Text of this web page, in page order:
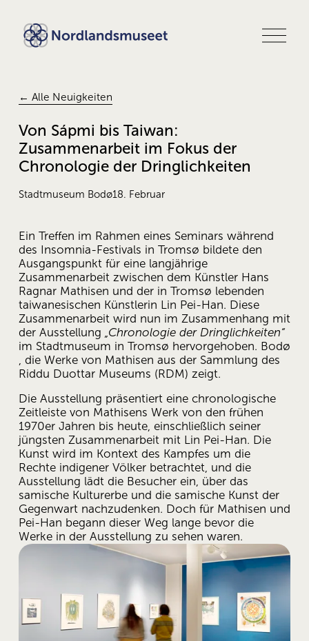
M
e
← Alle Neuigkeiten
Von Sápmi bis Taiwan:
Zusammenarbeit im Fokus der
Chronologie der Dringlichkeiten
Stadtmuseum Bodø18. Februar
Ein Treffen im Rahmen eines Seminars während
des Insomnia-Festivals in Tromsø bildete den
Ausgangspunkt für eine langjährige
Zusammenarbeit zwischen dem Künstler Hans
Ragnar Mathisen und der in Tromsø lebenden
taiwanesischen Künstlerin Lin Pei-Han. Diese
Zusammenarbeit wird nun im Zusammenhang mit
der Ausstellung „Chronologie der Dringlichkeiten“
im Stadtmuseum in Tromsø hervorgehoben. Bodø
, die Werke von Mathisen aus der Sammlung des
Riddu Duottar Museums (RDM) zeigt.
Die Ausstellung präsentiert eine chronologische
Zeitleiste von Mathisens Werk von den frühen
1970er Jahren bis heute, einschließlich seiner
jüngsten Zusammenarbeit mit Lin Pei-Han. Die
Kunst wird im Kontext des Kampfes um die
Rechte indigener Völker betrachtet, und die
Ausstellung lädt die Besucher ein, über das
samische Kulturerbe und die samische Kunst der
Gegenwart nachzudenken. Doch für Mathisen und
Pei-Han begann dieser Weg lange bevor die
Werke in der Ausstellung zu sehen waren.